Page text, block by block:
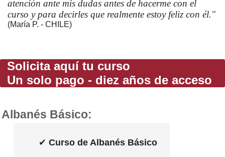
atención ante mis dudas antes de hacerme con el
curso y para decirles que realmente estoy feliz con él."
(María P. - CHILE)
Solicita aquí tu curso
Un solo pago - diez años de acceso
Albanés Básico:
✔ Curso de Albanés Básico